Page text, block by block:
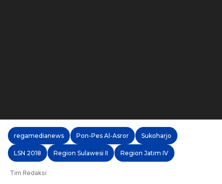
regamedianews Pon-Pes Al-Asror Sukoharjo
LSN 2018 Region Sulawesi II Region Jatim IV
Tim Redaksi